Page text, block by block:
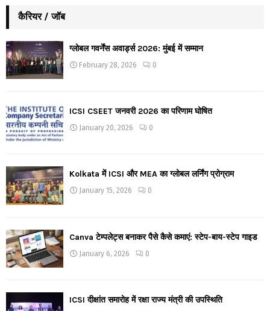
कैरियर / जॉब
ग्लोबल गवर्नेंस अवार्ड्स 2026: मुंबई में सम्मान
February 28, 2026 0
ICSI CSEET जनवरी 2026 का परिणाम घोषित
January 20, 2026 0
Kolkata में ICSI और MEA का ग्लोबल लर्निंग प्रोग्राम
January 15, 2026 0
Canva टेम्पलेट्स बनाकर पैसे कैसे कमाएं: स्टेप-बाय-स्टेप गाइड
January 6, 2026 0
ICSI दीक्षांत समारोह में रक्षा राज्य मंत्री की उपस्थिति